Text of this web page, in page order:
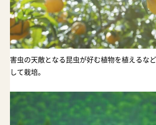
害虫の天敵となる昆虫が好む植物を植えるな
して栽培。